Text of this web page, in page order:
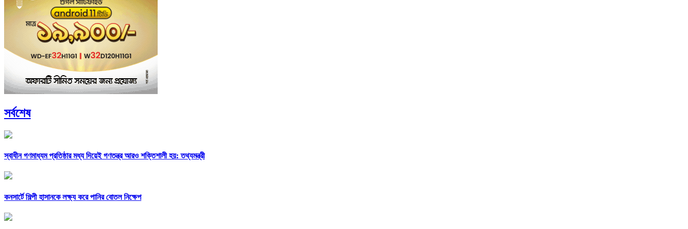
সর্বশেষ
স্বাধীন গণমাধ্যম প্রতিষ্ঠার মধ্য দিয়েই গণতন্ত্র আরও শক্তিশালী হয়: তথ্যমন্ত্রী
কনসার্টে শিল্পী হাসানকে লক্ষ্য করে পানির বোতল নিক্ষেপ